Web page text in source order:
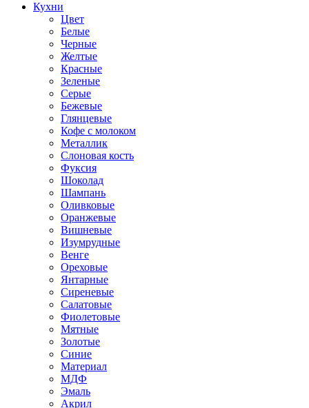
Кухни
Цвет
Белые
Черные
Желтые
Красные
Зеленые
Серые
Бежевые
Глянцевые
Кофе с молоком
Металлик
Слоновая кость
Фуксия
Шоколад
Шампань
Оливковые
Оранжевые
Вишневые
Изумрудные
Венге
Ореховые
Янтарные
Сиреневые
Салатовые
Фиолетовые
Мятные
Золотые
Синие
Материал
МДФ
Эмаль
Акрил